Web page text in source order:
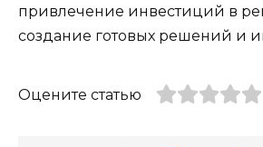
привлечение инвестиций в
создание готовых решений и
Оцените статью